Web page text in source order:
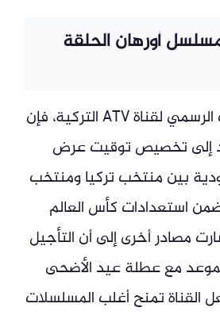
أورهان الحلقة
بحسب جدول البث الرسمي لقناة ATV التركية، فإن
إلى تخصيص توقيت عرض
ودية بين منتخب تركيا ومنتخب
استعدادات كأس العالم
مصادر أخرى إلى أن التأجيل
مع عطلة عيد الأضحى
القناة تمنح أغلب المسلسلات